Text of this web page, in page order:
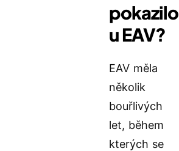
pokazilo
u EAV?
EAV měla
několik
bouřlivých
let, během
kterých se